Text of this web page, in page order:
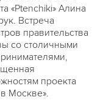
«Ptenchiki» Алина
Встреча
правительства
со столичными
проекта
Москве».